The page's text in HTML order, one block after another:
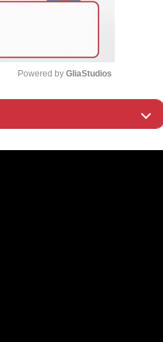
t
Powered by GliaStudios
地よさ”